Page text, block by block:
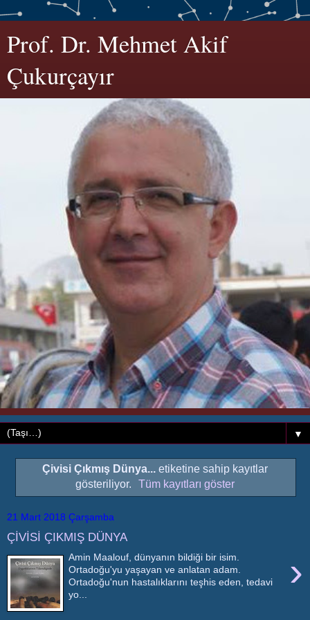
Prof. Dr. Mehmet Akif
Çukurçayır
▼
Çivisi Çıkmış Dünya... etiketine sahip kayıtlar
gösteriliyor.
Tüm kayıtları göster
21 Mart 2018 Çarşamba
ÇİVİSİ ÇIKMIŞ DÜNYA
›
Amin Maalouf, dünyanın bildiği bir isim.
Ortadoğu'yu yaşayan ve anlatan adam.
Ortadoğu'nun hastalıklarını teşhis eden, tedavi
yo...